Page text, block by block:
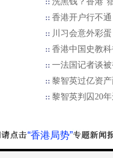
香港开户行不
川习会意外彩
香港中国史教科
一法国记者谈
黎智英过亿资
黎智英判囚20
“香港局势”